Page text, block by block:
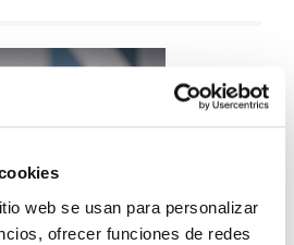
web se usan para personalizar
ofrecer funciones de redes